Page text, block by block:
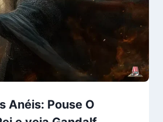
Anéis: Pouse O